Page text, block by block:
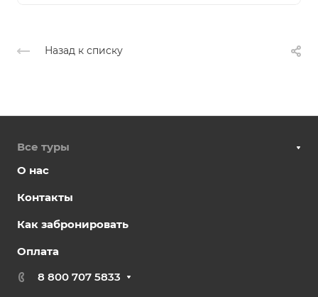
Назад к списку
Все туры
О нас
Контакты
Как забронировать
Оплата
8 800 707 5833